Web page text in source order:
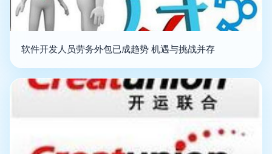
软件开发人员劳务外包已成趋势 机遇与挑战并存